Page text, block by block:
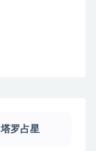
塔罗占星